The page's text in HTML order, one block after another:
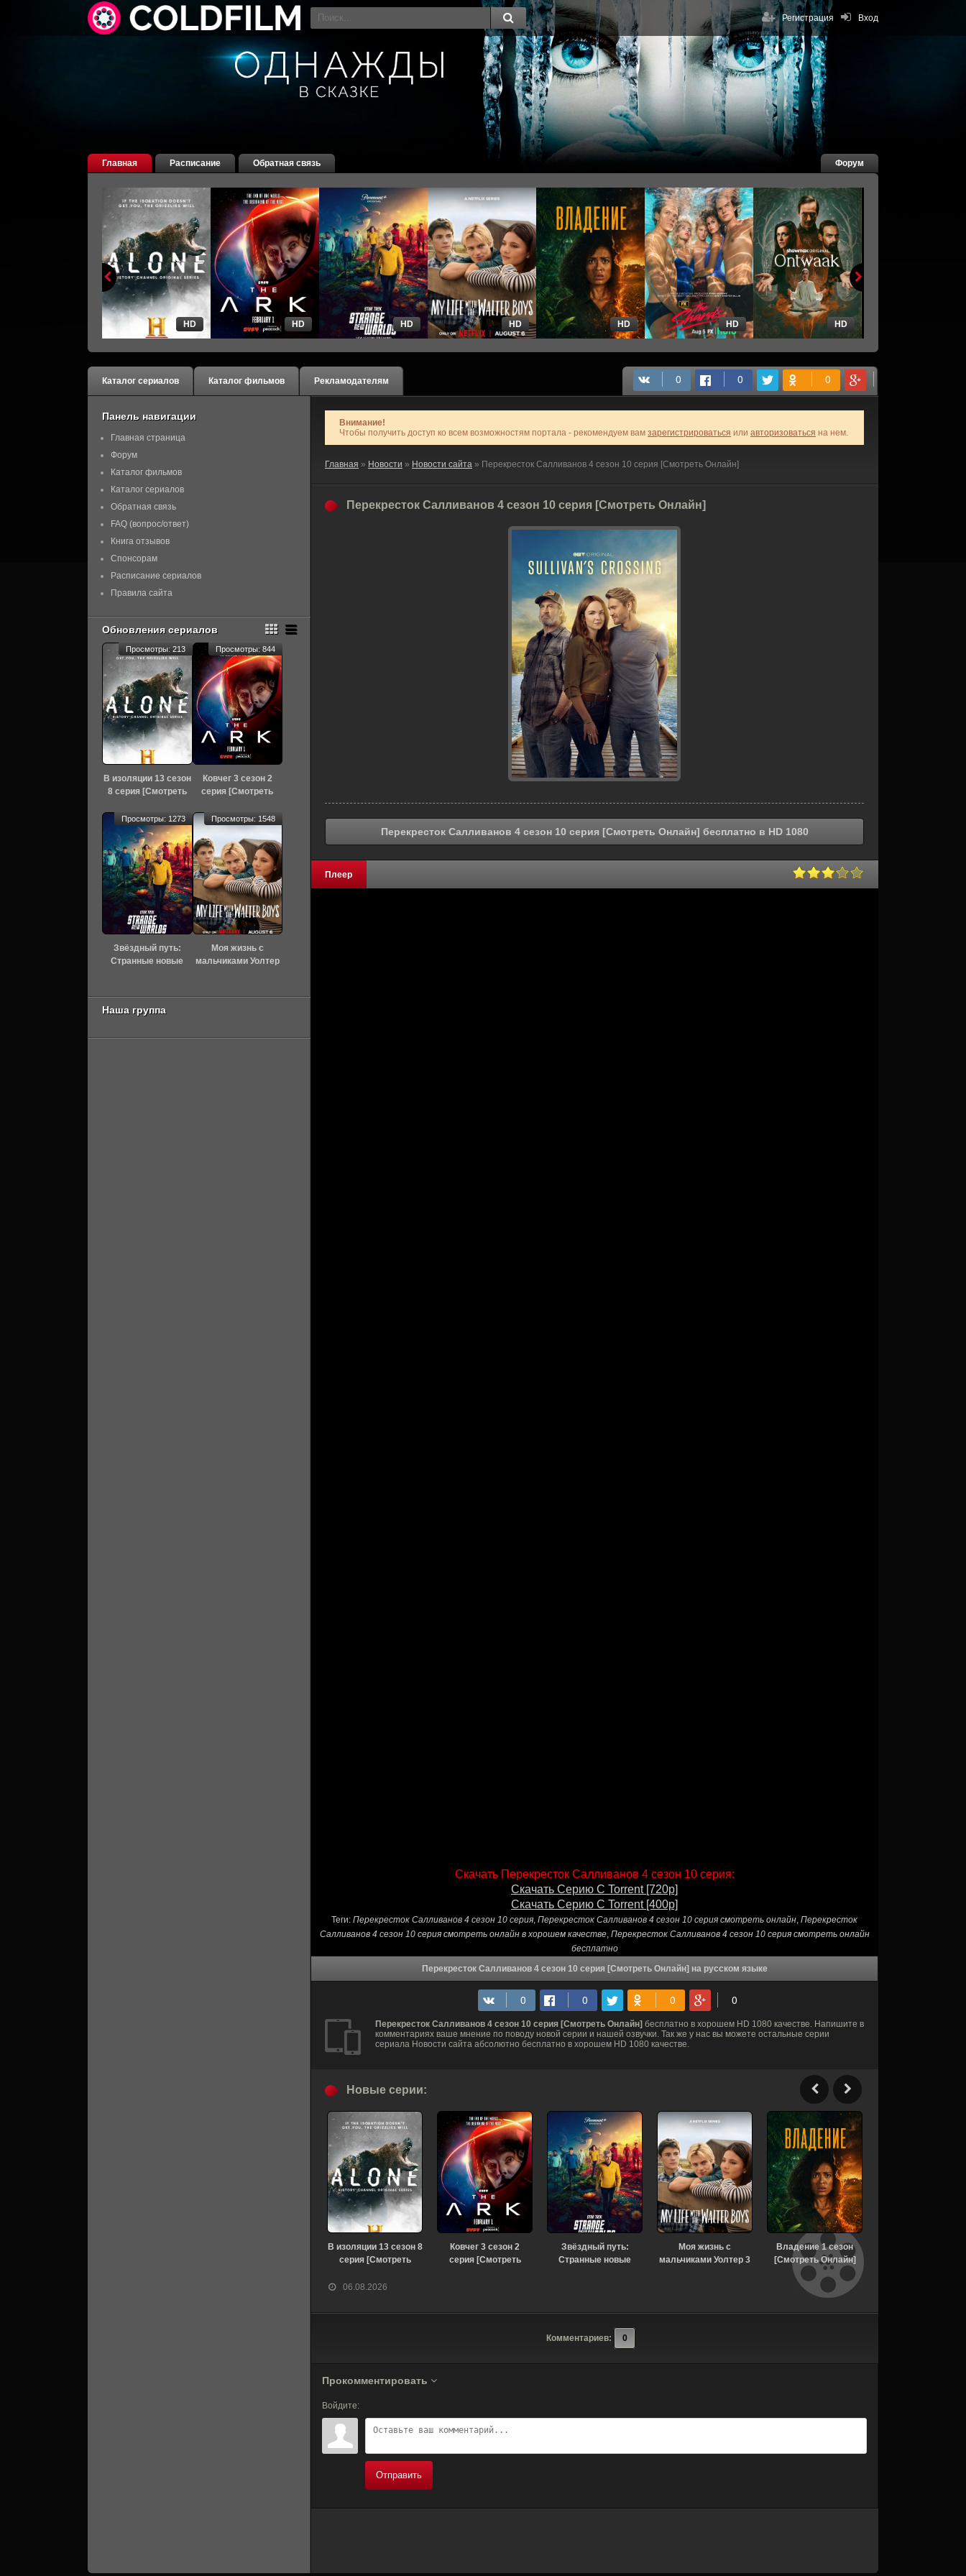
Вход
Регистрация
Главная Расписание Обратная связь Форум
HD HD HD HD HD HD HD
Каталог сериалов Каталог фильмов Рекламодателям
Внимание!
Чтобы получить доступ ко всем возможностям портала - рекомендуем вам зарегистрироваться или авторизоваться на нем.
Главная » Новости » Новости сайта » Перекресток Салливанов 4 сезон 10 серия [Смотреть Онлайн]
Перекресток Салливанов 4 сезон 10 серия [Смотреть Онлайн]
Перекресток Салливанов 4 сезон 10 серия [Смотреть Онлайн] бесплатно в HD 1080
Плеер
Скачать Перекресток Салливанов 4 сезон 10 серия:
Скачать Серию С Torrent [720p]
Скачать Серию С Torrent [400p]
Теги: Перекресток Салливанов 4 сезон 10 серия, Перекресток Салливанов 4 сезон 10 серия смотреть онлайн, Перекресток
Салливанов 4 сезон 10 серия смотреть онлайн в хорошем качестве, Перекресток Салливанов 4 сезон 10 серия смотреть онлайн
бесплатно
Перекресток Салливанов 4 сезон 10 серия [Смотреть Онлайн] на русском языке
Перекресток Салливанов 4 сезон 10 серия [Смотреть Онлайн] бесплатно в хорошем HD 1080 качестве. Напишите в
комментариях ваше мнение по поводу новой серии и нашей озвучки. Так же у нас вы можете остальные серии
сериала Новости сайта абсолютно бесплатно в хорошем HD 1080 качестве.
06.08.2026
Новые серии:
В изоляции 13 сезон 8
серия [Смотреть
Ковчег 3 сезон 2
серия [Смотреть
Звёздный путь:
Странные новые
Моя жизнь с
мальчиками Уолтер 3
Владение 1 сезон
[Смотреть Онлайн]
Комментариев: 0
Прокомментировать
Войдите:
Отправить
Панель навигации
Главная страница
Форум
Каталог фильмов
Каталог сериалов
Обратная связь
FAQ (вопрос/ответ)
Книга отзывов
Спонсорам
Расписание сериалов
Правила сайта
Обновления сериалов
В изоляции 13 сезон
8 серия [Смотреть
Просмотры: 213
Ковчег 3 сезон 2
серия [Смотреть
Просмотры: 844
Звёздный путь:
Странные новые
Онлайн]
Просмотры: 1273
Моя жизнь с
мальчиками Уолтер
Просмотры: 1548
Наша группа